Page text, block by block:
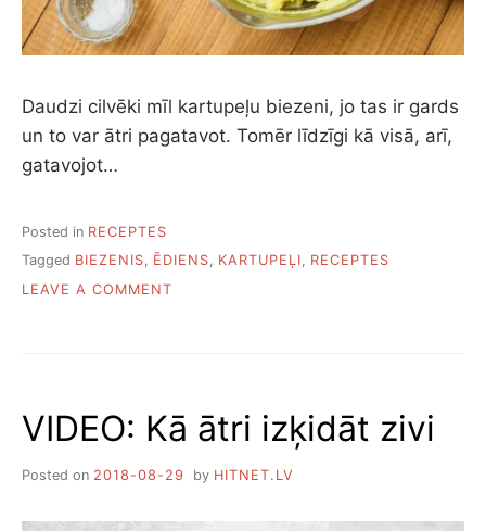
Daudzi cilvēki mīl kartupeļu biezeni, jo tas ir gards
un to var ātri pagatavot. Tomēr līdzīgi kā visā, arī,
gatavojot…
Posted in RECEPTES
Tagged BIEZENIS, ĒDIENS, KARTUPEĻI, RECEPTES
LEAVE A COMMENT
VIDEO: Kā ātri izķidāt zivi
Posted on 2018-08-29 by HITNET.LV